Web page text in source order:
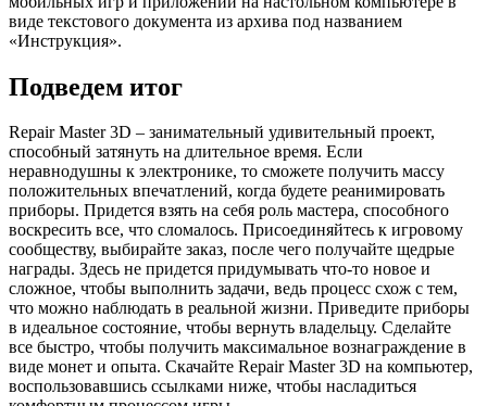
виде текстового документа из архива под названием
«Инструкция».
Подведем итог
Repair Master 3D – занимательный удивительный проект,
способный затянуть на длительное время. Если
неравнодушны к электронике, то сможете получить массу
положительных впечатлений, когда будете реанимировать
приборы. Придется взять на себя роль мастера, способного
воскресить все, что сломалось. Присоединяйтесь к игровому
сообществу, выбирайте заказ, после чего получайте щедрые
награды. Здесь не придется придумывать что-то новое и
сложное, чтобы выполнить задачи, ведь процесс схож с тем,
что можно наблюдать в реальной жизни. Приведите приборы
в идеальное состояние, чтобы вернуть владельцу. Сделайте
все быстро, чтобы получить максимальное вознаграждение в
виде монет и опыта. Скачайте Repair Master 3D на компьютер,
воспользовавшись ссылками ниже, чтобы насладиться